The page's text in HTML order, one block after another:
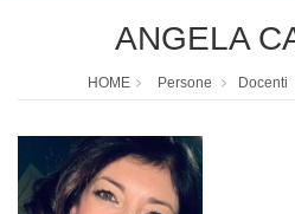
ANGELA
HOME Persone Docenti